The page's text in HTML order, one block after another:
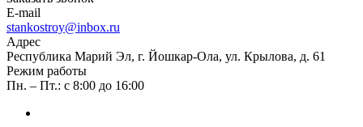
E-mail
stankostroy@inbox.ru
Адрес
Республика Марий Эл, г. Йошкар-Ола, ул. Крылова, д. 61
Режим работы
Пн. – Пт.: с 8:00 до 16:00